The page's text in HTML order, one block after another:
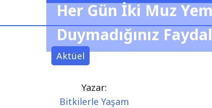
Aktüel
Her Gün İki Muz
Duymadığınız
Yazar:
Bitkilerle Yaşam